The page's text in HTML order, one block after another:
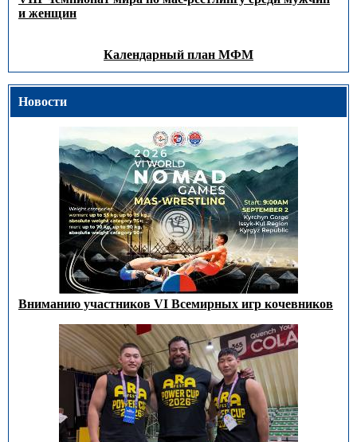
и женщин
Календарный план МФМ
Новости
Вниманию участников VI Всемирных игр кочевников